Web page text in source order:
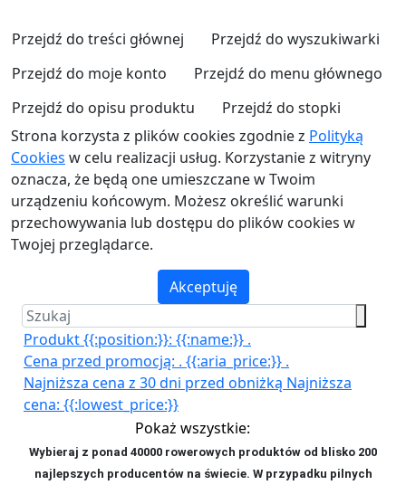
Przejdź do treści głównej
Przejdź do wyszukiwarki
Przejdź do moje konto
Przejdź do menu głównego
Przejdź do opisu produktu
Przejdź do stopki
Strona korzysta z plików cookies zgodnie z Polityką
Cookies w celu realizacji usług. Korzystanie z witryny
oznacza, że będą one umieszczane w Twoim
urządzeniu końcowym. Możesz określić warunki
przechowywania lub dostępu do plików cookies w
Twojej przeglądarce.
Akceptuję
Produkt {{:position:}}: {{:name:}} .
Cena przed promocją: . {{:aria_price:}} .
Najniższa cena z 30 dni przed obniżką Najniższa
cena: {{:lowest_price:}}
Pokaż wszystkie:
Wybieraj z ponad 40000 rowerowych produktów od blisko 200
najlepszych producentów na świecie. W przypadku pilnych